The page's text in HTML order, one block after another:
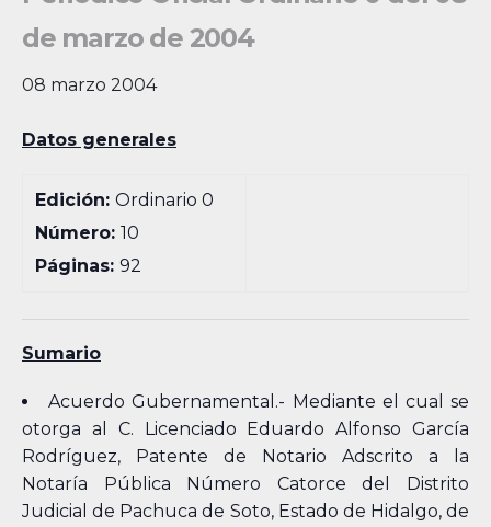
de marzo de 2004
08 marzo 2004
Datos generales
Edición:Ordinario 0
Número:10
Páginas:92
Sumario
Acuerdo Gubernamental.- Mediante el cual se
otorga al C. Licenciado Eduardo Alfonso García
Rodríguez, Patente de Notario Adscrito a la
Notaría Pública Número Catorce del Distrito
Judicial de Pachuca de Soto, Estado de Hidalgo, de